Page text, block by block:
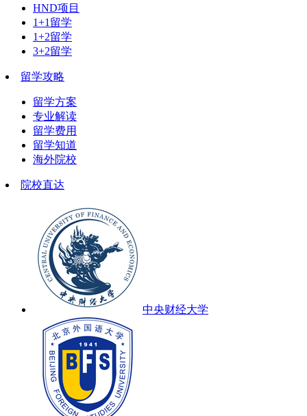
HND项目
1+1留学
1+2留学
3+2留学
留学攻略
留学方案
专业解读
留学费用
留学知道
海外院校
院校直达
中央财经大学